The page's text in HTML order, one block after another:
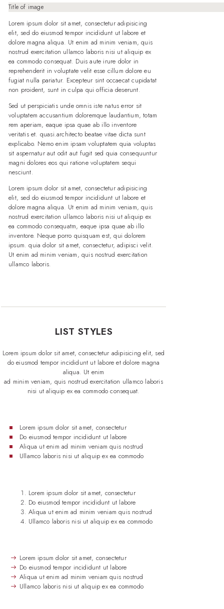
Title of image
Lorem ipsum dolor sit amet, consectetur adipisicing
elit, sed do eiusmod tempor incididunt ut labore et
dolore magna aliqua. Ut enim ad minim veniam, quis
nostrud exercitation ullamco laboris nisi ut aliquip ex
ea commodo consequat. Duis aute irure dolor in
reprehenderit in voluptate velit esse cillum dolore eu
fugiat nulla pariatur. Excepteur sint occaecat cupidatat
non proident, sunt in culpa qui officia deserunt.
Sed ut perspiciatis unde omnis iste natus error sit
voluptatem accusantium doloremque laudantium, totam
rem aperiam, eaque ipsa quae ab illo inventore
veritatis et. quasi.architecto beatae vitae dicta sunt
explicabo. Nemo enim ipsam voluptatem quia voluptas
sit aspernatur aut odit aut fugit sed quia consequuntur
magni dolores eos qui ratione voluptatem sequi
nesciunt.
Lorem ipsum dolor sit amet, consectetur adipisicing
elit, sed do eiusmod tempor incididunt ut labore et
dolore magna aliqua. Ut enim ad minim veniam, quis
nostrud exercitation ullamco laboris nisi ut aliquip ex
ea commodo consequatm, eaque ipsa quae ab illo
inventore. Neque porro quisquam est, qui dolorem
ipsum. quia dolor sit amet, consectetur, adipisci velit.
Ut enim ad minim veniam, quis nostrud exercitation
ullamco laboris.
LIST STYLES
Lorem ipsum dolor sit amet, consectetur adipisicing elit, sed
do eiusmod tempor incididunt ut labore et dolore magna
aliqua. Ut enim
ad minim veniam, quis nostrud exercitation ullamco laboris
nisi ut aliquip ex ea commodo consequat.
Lorem ipsum dolor sit amet, consectetur
Do eiusmod tempor incididunt ut labore
Aliqua ut enim ad minim veniam quis nostrud
Ullamco laboris nisi ut aliquip ex ea commodo
Lorem ipsum dolor sit amet, consectetur
Do eiusmod tempor incididunt ut labore
Aliqua ut enim ad minim veniam quis nostrud
Ullamco laboris nisi ut aliquip ex ea commodo
Lorem ipsum dolor sit amet, consectetur
Do eiusmod tempor incididunt ut labore
Aliqua ut enim ad minim veniam quis nostrud
Ullamco laboris nisi ut aliquip ex ea commodo